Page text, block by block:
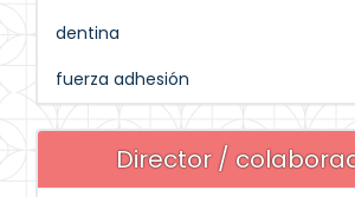
dentina
fuerza adhesión
Director /